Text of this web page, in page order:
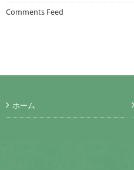
Comments Feed
ホーム